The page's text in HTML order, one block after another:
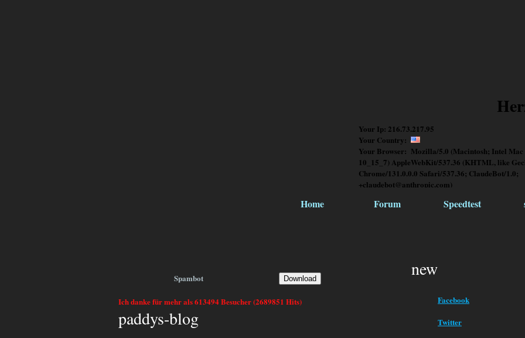
Your Ip: 216.73.217.95
Your Country:
Your Browser: Mozilla/5.0 (Macintosh; Intel Mac
10_15_7) AppleWebKit/537.36 (KHTML, like
Chrome/131.0.0.0 Safari/537.36; ClaudeBot/1.0;
+claudebot@anthropic.com)
Home Forum Speedtest
Spambot Download
Ich danke für mehr als 613494 Besucher (2689851 Hits)
paddys-blog
new
Facebook
Twitter